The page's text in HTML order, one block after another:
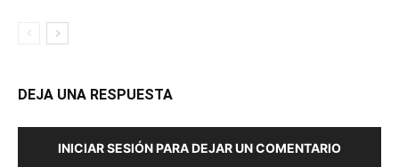
DEJA UNA RESPUESTA
INICIAR SESIÓN PARA DEJAR UN COMENTARIO